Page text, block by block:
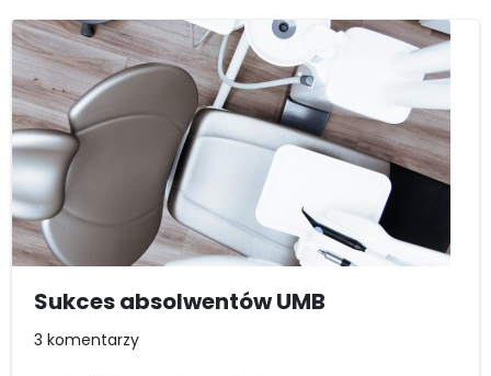
Sukces absolwentów UMB
3 komentarzy